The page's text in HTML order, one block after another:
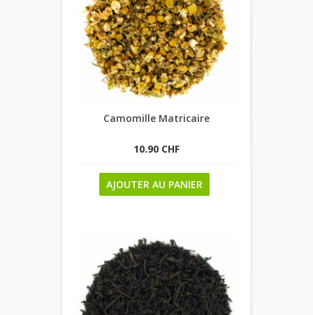
Camomille Matricaire
10.90 CHF
AJOUTER AU PANIER